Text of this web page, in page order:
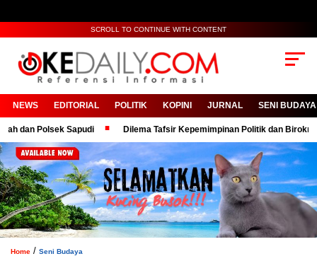
SCROLL TO CONTINUE WITH CONTENT
NEWS EDITORIAL POLITIK KOPINI JURNAL SENI BUDAYA
Polsek Sapudi Dilema Tafsir Kepemimpinan Politik dan Birokrasi
Home / Seni Budaya